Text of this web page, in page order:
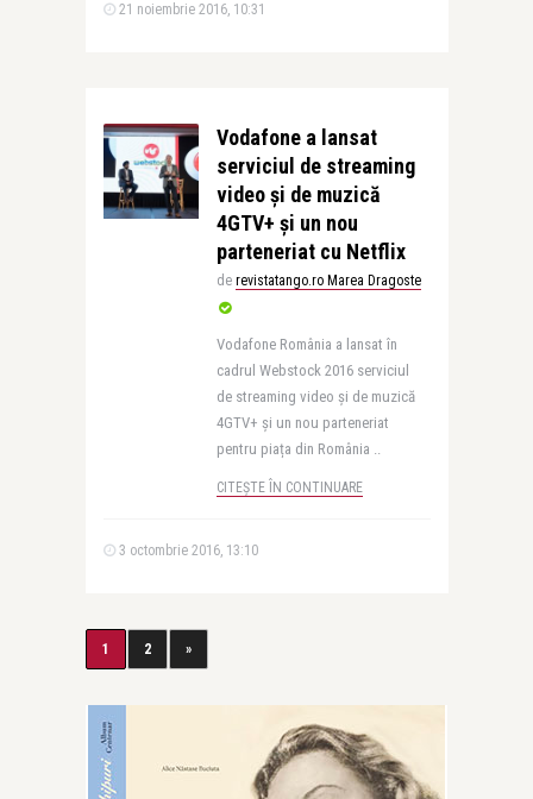
21 noiembrie 2016, 10:31
Vodafone a lansat
serviciul de streaming
video și de muzică
4GTV+ și un nou
parteneriat cu Netflix
de revistatango.ro Marea Dragoste
Vodafone România a lansat în
cadrul Webstock 2016 serviciul
de streaming video și de muzică
4GTV+ și un nou parteneriat
pentru piața din România ..
CITEȘTE ÎN CONTINUARE
3 octombrie 2016, 13:10
1 2 »